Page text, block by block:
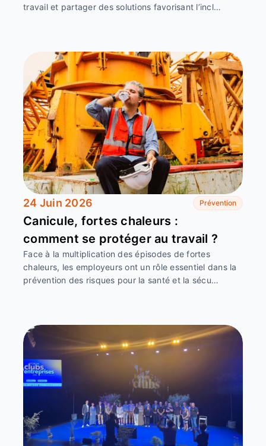
travail et partager des solutions favorisant l’incl…
24 Juin 2026 Prévention
Canicule, fortes chaleurs :
comment se protéger au travail ?
Face à la multiplication des épisodes de fortes
chaleurs, les employeurs ont un rôle essentiel dans la
prévention des risques pour la santé et la sécu…